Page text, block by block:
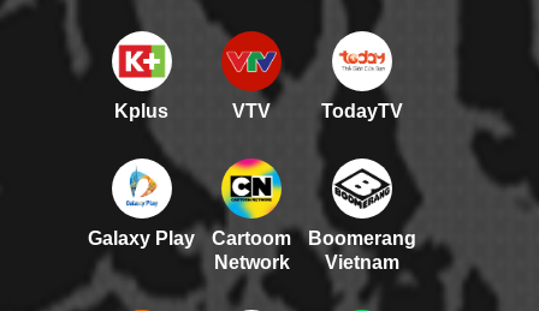
Kplus VTV TodayTV
Galaxy Play
Cartoom
Network
Boomerang
Vietnam